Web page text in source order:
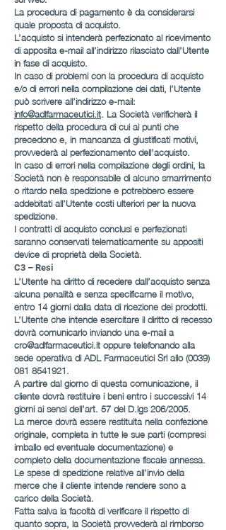
La procedura di pagamento è da considerarsi
quale proposta di acquisto.
L’acquisto si intenderà perfezionato al ricevimento
di apposita e-mail all’indirizzo rilasciato dall’Utente
in fase di acquisto.
In caso di problemi con la procedura di acquisto
e/o di errori nella compilazione dei dati, l’Utente
può scrivere all’indirizzo e-mail:
info@adlfarmaceutici.it. La Società verificherà il
rispetto della procedura di cui ai punti che
precedono e, in mancanza di giustificati motivi,
provvederà al perfezionamento dell’acquisto.
In caso di errori nella compilazione degli ordini, la
Società non è responsabile di alcuno smarrimento
o ritardo nella spedizione e potrebbero essere
addebitati all’Utente costi ulteriori per la nuova
spedizione.
I contratti di acquisto conclusi e perfezionati
saranno conservati telematicamente su appositi
device di proprietà della Società.
C3 – Resi
L’Utente ha diritto di recedere dall’acquisto senza
alcuna penalità e senza specificarne il motivo,
entro 14 giorni dalla data di ricezione dei prodotti.
L’Utente che intende esercitare il diritto di recesso
dovrà comunicarlo inviando una e-mail a
cro@adlfarmaceutici.it oppure telefonando alla
sede operativa di ADL Farmaceutici Srl allo (0039)
081 8541921.
A partire dal giorno di questa comunicazione, il
cliente dovrà restituire i beni entro i successivi 14
giorni ai sensi dell’art. 57 del D.lgs 206/2005.
La merce dovrà essere restituita nella confezione
originale, completa in tutte le sue parti (compresi
imballo ed eventuale documentazione) e
completo della documentazione fiscale annessa.
Le spese di spedizione relative all’invio della
merce che il cliente intende rendere sono a
carico della Società.
Fatta salva la facoltà di verificare il rispetto di
quanto sopra, la Società provvederà al rimborso